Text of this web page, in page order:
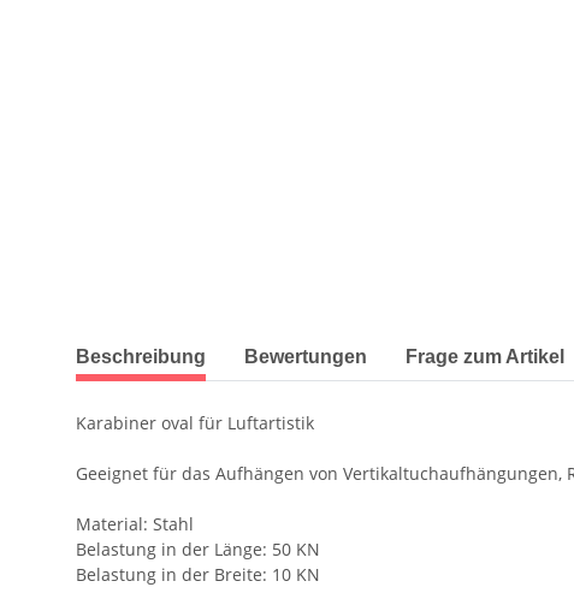
weitere Registerkarten anzeigen
Beschreibung Bewertungen Frage zum Artikel
Karabiner oval für Luftartistik
Geeignet für das Aufhängen von
Material: Stahl
Belastung in der Länge: 50 KN
Belastung in der Breite: 10 KN